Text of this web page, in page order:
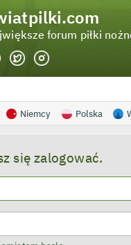
forum piłki
Niemcy Polska
się zalogować.